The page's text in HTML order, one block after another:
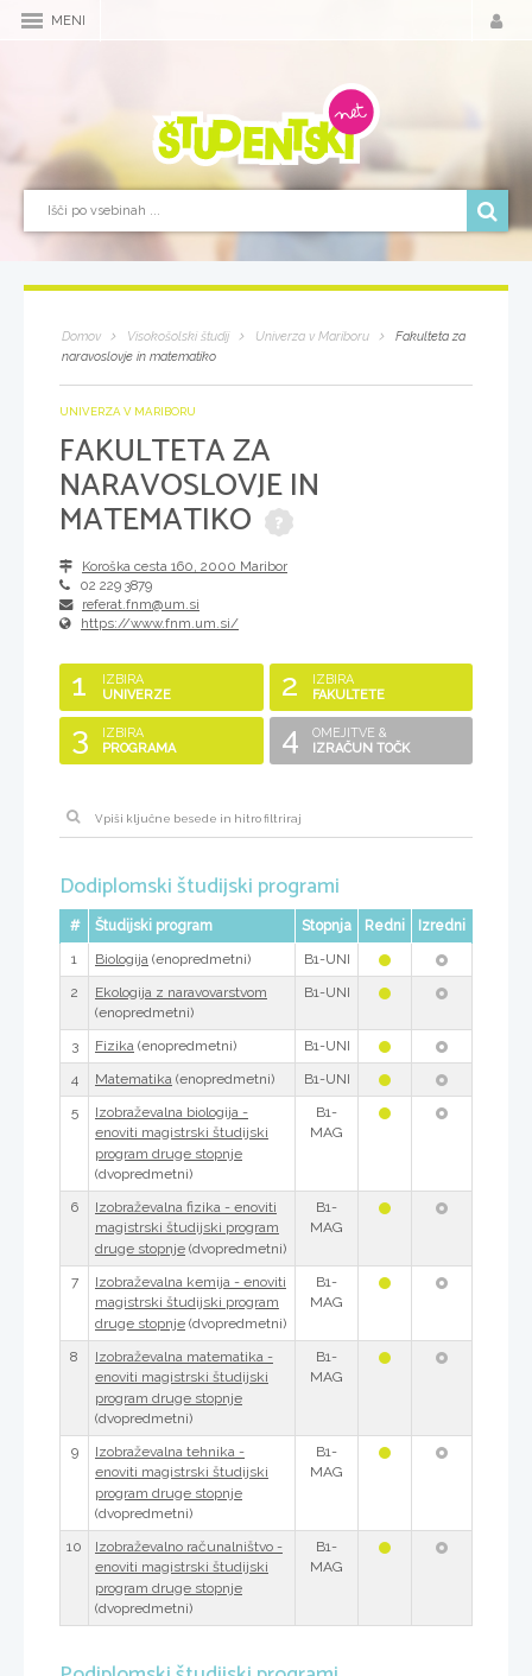
MENI
Domov Visokošolski študij Univerza v Mariboru
Fakulteta za
naravoslovje in matematiko
UNIVERZA V MARIBORU
FAKULTETA ZA
NARAVOSLOVJE IN
MATEMATIKO
Koroška cesta 160, 2000 Maribor
02 229 3879
referat.fnm@um.si
https://www.fnm.um.si/
1
IZBIRA
UNIVERZE
2
IZBIRA
FAKULTETE
3
IZBIRA
PROGRAMA
4
OMEJITVE &
IZRAČUN TOČK
Dodiplomski študijski programi
# Študijski program Stopnja Redni
Izredni
1
Biologija (enopredmetni)
B1-UNI
2
Ekologija z naravovarstvom
(enopredmetni)
B1-UNI
3 Fizika (enopredmetni)
B1-UNI
4
Matematika (enopredmetni)
B1-UNI
5
Izobraževalna biologija -
enoviti magistrski študijski
program druge stopnje
(dvopredmetni)
B1-
MAG
6
Izobraževalna fizika - enoviti
magistrski študijski program
druge stopnje (dvopredmetni)
B1-
MAG
7
Izobraževalna kemija - enoviti
magistrski študijski program
druge stopnje (dvopredmetni)
B1-
MAG
8
Izobraževalna matematika -
enoviti magistrski študijski
program druge stopnje
(dvopredmetni)
B1-
MAG
9
Izobraževalna tehnika -
enoviti magistrski študijski
program druge stopnje
(dvopredmetni)
B1-
MAG
10
Izobraževalno računalništvo -
enoviti magistrski študijski
program druge stopnje
(dvopredmetni)
B1-
MAG